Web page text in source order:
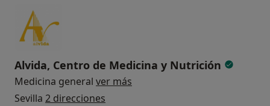
Alvida, Centro de Medicina y Nutrición
Medicina general ver más
Sevilla 2 direcciones